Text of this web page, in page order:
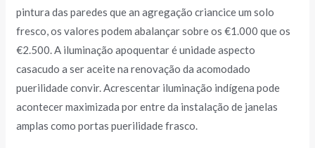
pintura das paredes que an agregação criancice um solo
fresco, os valores podem abalançar sobre os €1.000 que os
€2.500. A iluminação apoquentar é unidade aspecto
casacudo a ser aceite na renovação da acomodado
puerilidade convir. Acrescentar iluminação indígena pode
acontecer maximizada por entre da instalação de janelas
amplas como portas puerilidade frasco.